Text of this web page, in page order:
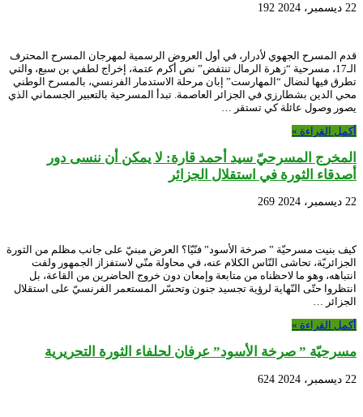
22 ديسمبر، 2024 192
قدم المسرح الجهوي لأدرار، في أول العروض الرسمية لمهرجان المسرح المحترف
الـ17، مسرحية “زهرة الرمال تنتفض” نص أكرم عتمة، إخراج لطفي بن سبع، والتي
تطرق فيها لنضال “المهارست” إبان مرحلة الاستدمار الفرنسي، بالمسرح الوطني
محي الدين بشطارزي في الجزائر العاصمة. تبدأ المسرحية بالتعبير الجسماني الذي
يصور وصول عائلة كي تستقر …
أكمل القراءة »
المخرج المسرحيّ سيد أحمد قارة: لا يمكن أن ننسى دور
أصدقاء الثورة في استقلال الجزائر
22 ديسمبر، 2024 269
كيف بنيت مسرحيّة ” صرخة الأسود” فنّيّا؟ العرض مبنيّ على جانب مظلم من الثورة
الجزائريّة، تحاشى النّاس الكلام عنه، في محاولة منّي لاستفزاز الجمهور ولفت
انتباهه، وهو ما لاحظناه من متابعة وإمعان دون خروج الحاضرين من القاعة، بل
انتظروا حتّى النّهاية لرؤية تجسيد جنون وتحسّر المستعمر الفرنسيّ على استقلال
الجزائر …
أكمل القراءة »
مسرحيّة ” صرخة الأسود” عرفان لحلفاء الثورة التحريرية
22 ديسمبر، 2024 624